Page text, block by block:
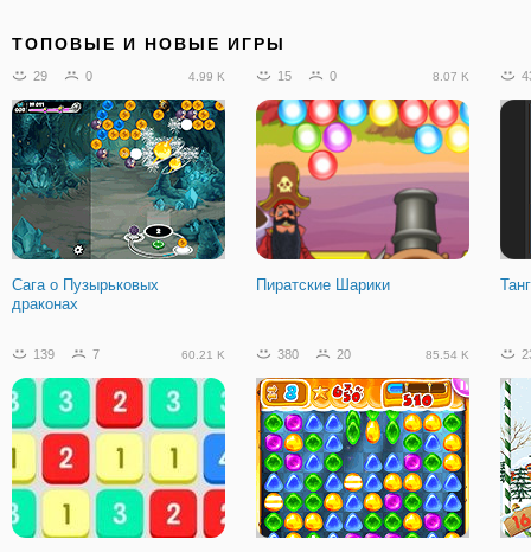
Пузырь Пиратский Шутер Скрамбл
1
Забавный Лес
ТОПОВЫЕ И НОВЫЕ ИГРЫ
29 0 4.99 K
Сага о Пузырьковых
драконах
15 0 8.07 K
Пиратские Шарики
139 7 60.21 K 380 20 85.54 K